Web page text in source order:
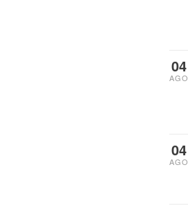
04
AGO
04
AGO